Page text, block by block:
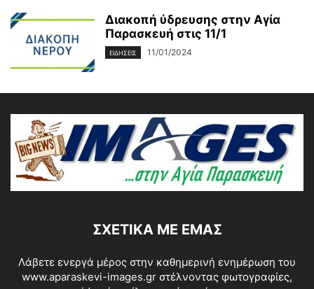
Διακοπή ύδρευσης στην Αγία
Παρασκευή στις 11/1
ΕΙΔΗΣΕΙΣ 11/01/2024
ΣΧΕΤΙΚΆ ΜΕ ΕΜΆΣ
Λάβετε ενεργά μέρος στην καθημερινή ενημέρωση του
www.aparaskevi-images.gr στέλνοντας φωτογραφίες,